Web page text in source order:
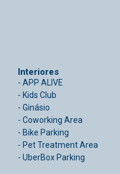
Interiores
- APP ALIVE
- Kids Club
- Ginásio
- Coworking Area
- Bike Parking
- Pet Treatment Area
- UberBox Parking